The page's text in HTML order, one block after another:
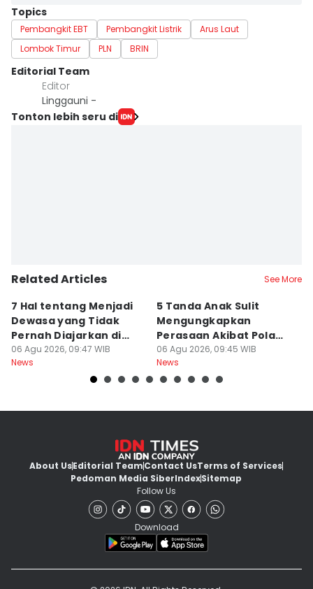
Topics
Pembangkit EBT Pembangkit Listrik
Arus Laut
Lombok Timur
PLN BRIN
Editorial Team
Editor
Linggauni -
Tonton lebih seru di
Related Articles See More
7 Hal tentang Menjadi
Dewasa yang Tidak
Pernah Diajarkan di
Sekolah
06 Agu 2026, 09:47 WIB
News
5 Tanda Anak Sulit
Mengungkapkan
Perasaan Akibat Pola
Asuh Orangtua
06 Agu 2026, 09:45 WIB
News
About UsEditorial TeamContact UsTerms of Services
Pedoman Media SiberIndexSitemap
Follow Us
Download